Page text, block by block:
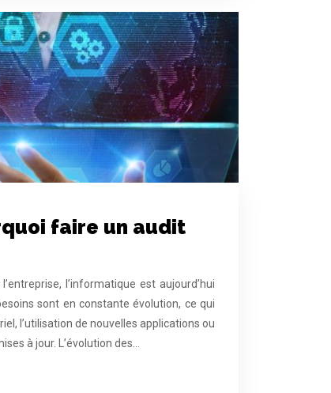
faire un audit
l’informatique est aujourd’hui
sont en constante évolution, ce qui
l’utilisation de nouvelles applications ou
à jour. L’évolution des…